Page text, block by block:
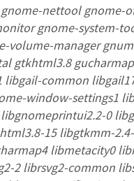
nettool gnome-
gnome-system-
volume-manager
gtkhtml3.8
libgail-common
window-settings1
0
15 libgtkmm-
libmetacity0
2 librsvg2-common